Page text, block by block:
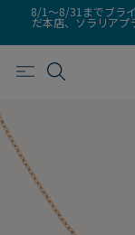
8/1～8/31までブラ
だ本店、ソラリアプ